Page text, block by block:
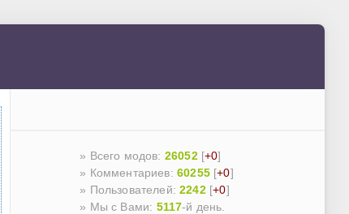
» Всего модов: 26052[+0]
» Комментариев: 60255[+0]
» Пользователей:2242[+0]
» Мы с Вами: 5117-й день.